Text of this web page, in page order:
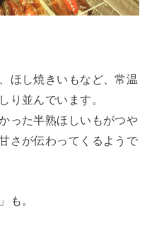
ほし焼きいもなど、常温
り並んでいます。
った半熟ほしいもがつや
さが伝わってくるようで
も。